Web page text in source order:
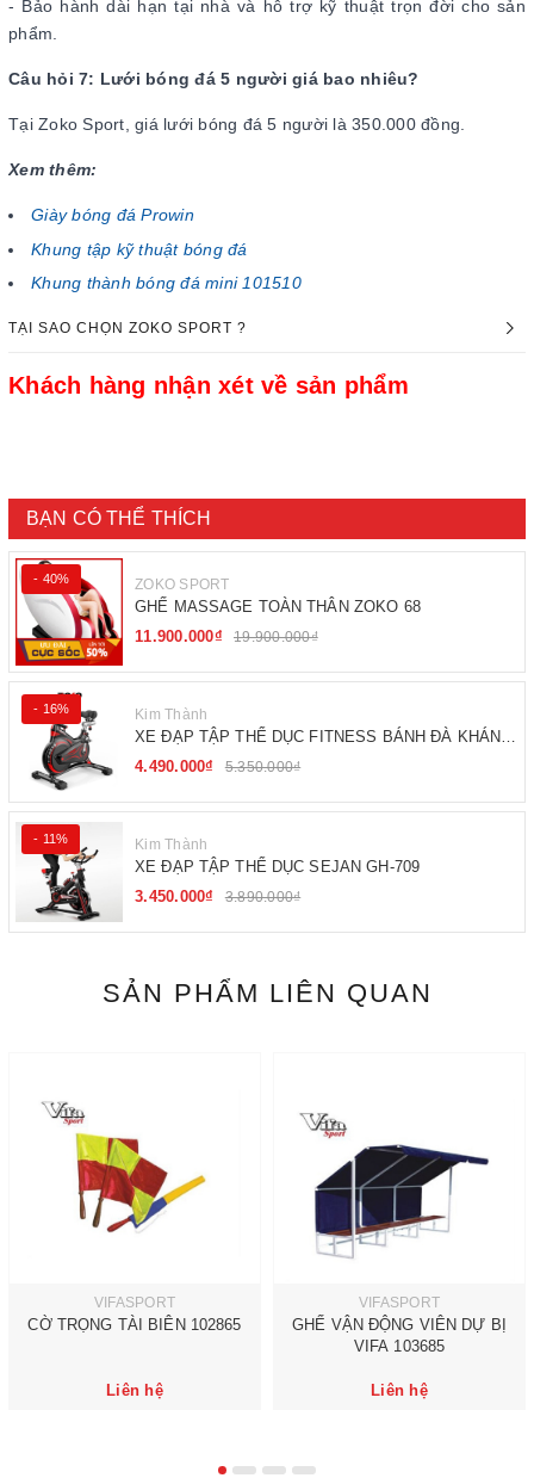
- Bảo hành dài hạn tại nhà và hỗ trợ kỹ thuật trọn đời cho sản
phẩm.
Câu hỏi 7: Lưới bóng đá 5 người giá bao nhiêu?
Tại Zoko Sport, giá lưới bóng đá 5 người là 350.000 đồng.
Xem thêm:
Giày bóng đá Prowin
Khung tập kỹ thuật bóng đá
Khung thành bóng đá mini 101510
TẠI SAO CHỌN ZOKO SPORT ?
Khách hàng nhận xét về sản phẩm
BẠN CÓ THỂ THÍCH
- 40% ZOKO SPORT
GHẾ MASSAGE TOÀN THÂN ZOKO 68
11.900.000₫
19.900.000₫
- 16% Kim Thành
XE ĐẠP TẬP THỂ DỤC FITNESS BÁNH ĐÀ KHÁNG
TỪ
4.490.000₫ 5.350.000₫
- 11% Kim Thành
XE ĐẠP TẬP THỂ DỤC SEJAN GH-709
3.450.000₫
3.890.000₫
SẢN PHẨM LIÊN QUAN
VIFASPORT
CỜ TRỌNG TÀI BIÊN 102865
Liên hệ
VIFASPORT
GHẾ VẬN ĐỘNG VIÊN DỰ BỊ
VIFA 103685
Liên hệ